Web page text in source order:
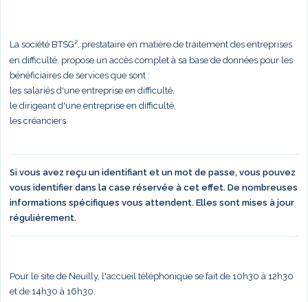
La société BTSG², prestataire en matière de traitement des entreprises
en difficulté, propose un accès complet à sa base de données pour les
bénéficiaires de services que sont :
les salariés d'une entreprise en difficulté,
le dirigeant d'une entreprise en difficulté,
les créanciers.
Si vous avez reçu un identifiant et un mot de passe, vous pouvez
vous identifier dans la case réservée à cet effet. De nombreuses
informations spécifiques vous attendent. Elles sont mises à jour
réguliérement.
Pour le site de Neuilly, l'accueil téléphonique se fait de 10h30 à 12h30
et de 14h30 à 16h30.